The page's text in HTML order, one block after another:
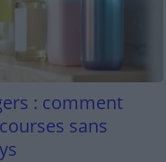
: comment
sans